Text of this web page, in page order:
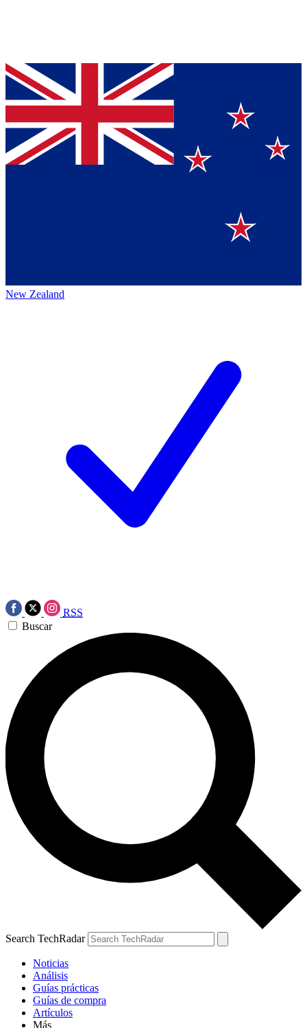
New Zealand
RSS
Buscar
Search TechRadar
Noticias
Análisis
Guías prácticas
Guías de compra
Artículos
Más